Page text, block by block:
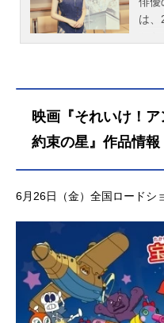
は、
映画『それいけ！
約束の星』作品情報
6月26日（金）全国ロードシ